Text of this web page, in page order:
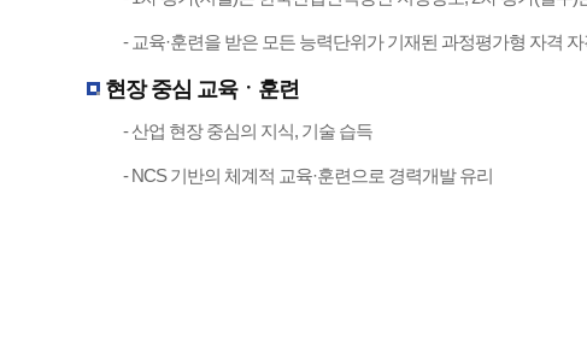
- 교육·훈련을 받은 모든 능력단위가 기재된 과정평가형 자격
현장 중심 교육ㆍ훈련
- 산업 현장 중심의 지식, 기술 습득
- NCS 기반의 체계적 교육·훈련으로 경력개발 유리